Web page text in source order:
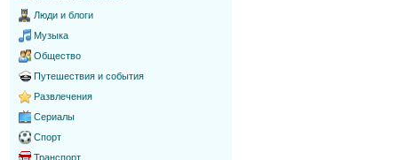
Люди и блоги
Музыка
Общество
Путешествия и события
Развлечения
Сериалы
Спорт
Транспорт